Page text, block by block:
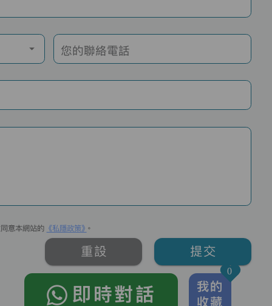
您的聯絡電話
意本網站的 《私隱政策》 。
重設 提交
即時對話
我的
收藏
0